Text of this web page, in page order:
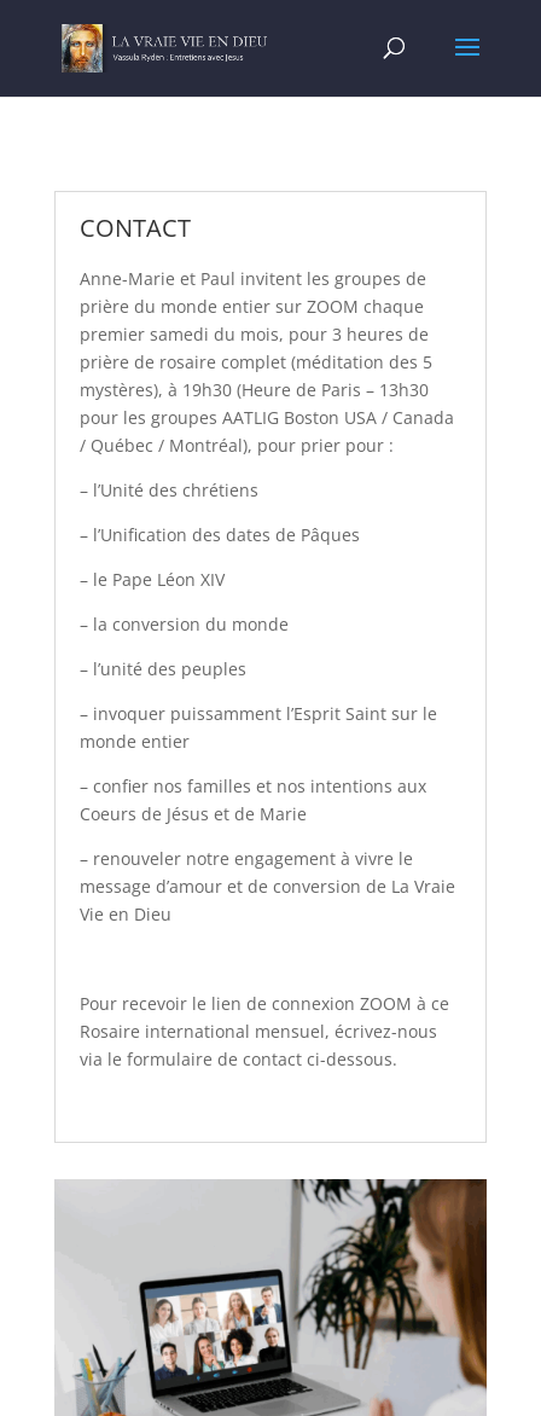
CONTACT
Anne-Marie et Paul invitent les groupes de
prière du monde entier sur ZOOM chaque
premier samedi du mois, pour 3 heures de
prière de rosaire complet (méditation des 5
mystères), à 19h30 (Heure de Paris – 13h30
pour les groupes AATLIG Boston USA / Canada
/ Québec / Montréal), pour prier pour :
– l’Unité des chrétiens
– l’Unification des dates de Pâques
– le Pape Léon XIV
– la conversion du monde
– l’unité des peuples
– invoquer puissamment l’Esprit Saint sur le
monde entier
– confier nos familles et nos intentions aux
Coeurs de Jésus et de Marie
– renouveler notre engagement à vivre le
message d’amour et de conversion de La Vraie
Vie en Dieu
Pour recevoir le lien de connexion ZOOM à ce
Rosaire international mensuel, écrivez-nous
via le formulaire de contact ci-dessous.